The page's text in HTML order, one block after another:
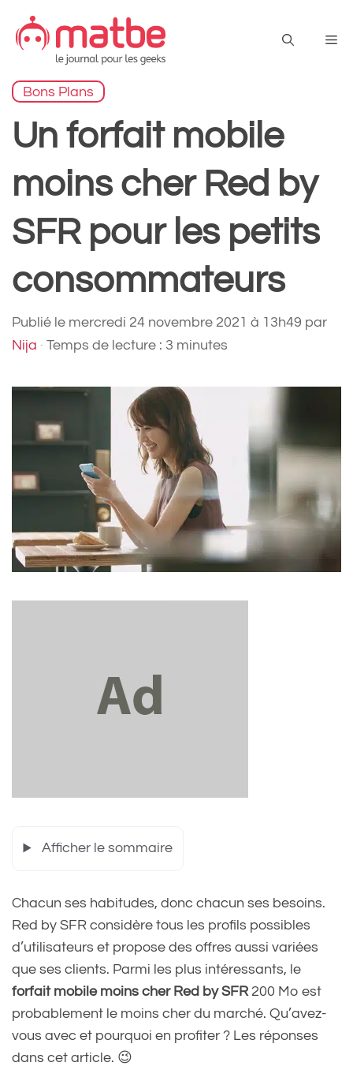
contenu
Bons Plans
Un forfait mobile
moins cher Red by
SFR pour les petits
consommateurs
Publié le mercredi 24 novembre 2021 à 13h49 par
Nija · Temps de lecture : 3 minutes
Afficher le sommaire
Chacun ses habitudes, donc chacun ses besoins.
Red by SFR considère tous les profils possibles
d’utilisateurs et propose des offres aussi variées
que ses clients. Parmi les plus intéressants, le
forfait mobile moins cher Red by SFR200 Mo est
probablement le moins cher du marché. Qu’avez-
vous avec et pourquoi en profiter ? Les réponses
dans cet article. 😉